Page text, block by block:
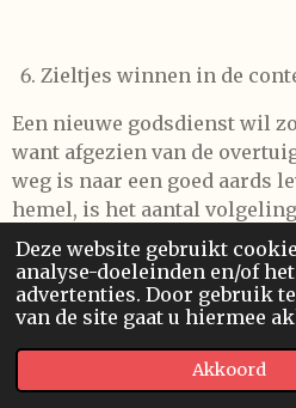
Deze website gebruikt
analyse-doeleinden en/of
advertenties. Door gebruik
van de site gaat u hiermee
Akkoord
Zieltjes winnen in de
Een nieuwe godsdienst wil
want afgezien van de
weg is naar een goed aards
hemel, is het aantal
legitimatie in zichzelf. (Als
dan moet het haast wel zo
zichzelf te bewijzen is er
de zuiverheid van de leer, al
de zendingsdrang, bezien